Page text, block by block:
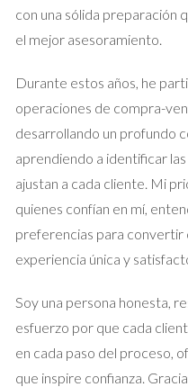
euros y ahora decides
ganancia patrimonial sería:
300,000 - 200,000 =
Sin embargo, también
realizada o los honorarios
gastos suman 20,000 euros,
100,000 - 20,000 =
correspondiente.
Caso Práctico 2:
Habitual
con una sólida preparación
el mejor asesoramiento.
Durante estos años, he
operaciones de compra-
desarrollando un profundo
aprendiendo a identificar
ajustan a cada cliente. Mi
quienes confían en mí,
preferencias para convertir
experiencia única y
Soy una persona honesta,
esfuerzo por que cada
en cada paso del proceso,
que inspire confianza.